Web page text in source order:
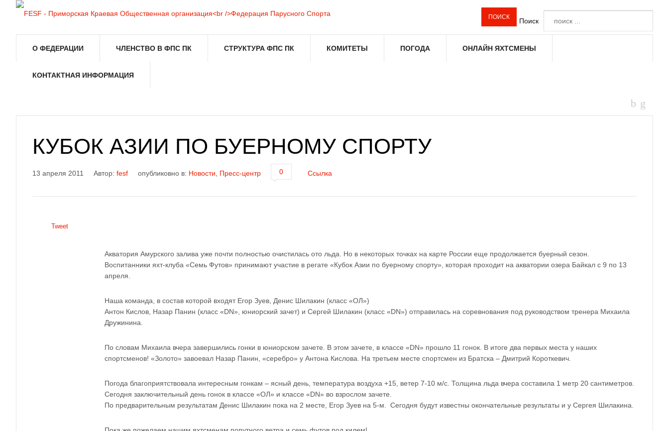
Поиск
О ФЕДЕРАЦИИ ЧЛЕНСТВО В ФПС ПК СТРУКТУРА ФПС ПК КОМИТЕТЫ ПОГОДА ОНЛАЙН ЯХТСМЕНЫ
КОНТАКТНАЯ ИНФОРМАЦИЯ
КУБОК АЗИИ ПО БУЕРНОМУ СПОРТУ
13 апреля 2011 Автор: fesf опубликовно в: Новости Пресс-центр 0 Ссылка
Tweet
Акватория Амурского залива уже почти полностью очистилась ото льда. Но в некоторых точках на карте России еще продолжается буерный сезон.
Воспитанники яхт-клуба «Семь Футов» принимают участие в регате «Кубок Азии по буерному спорту», которая проходит на акватории озера Байкал с 9 по 13
апреля.
Наша команда, в состав которой входят Егор Зуев, Денис Шилакин (класс «ОЛ»)
Антон Кислов, Назар Панин (класс «DN», юниорский зачет) и Сергей Шилакин (класс «DN») отправилась на соревнования под руководством тренера Михаила
Дружинина.
По словам Михаила вчера завершились гонки в юниорском зачете. В этом зачете, в классе «DN» прошло 11 гонок. В итоге два первых места у наших
спортсменов! «Золото» завоевал Назар Панин, «серебро» у Антона Кислова. На третьем месте спортсмен из Братска – Дмитрий Короткевич.
Погода благоприятствовала интересным гонкам – ясный день, температура воздуха +15, ветер 7-10 м/с. Толщина льда вчера составила 1 метр 20 сантиметров.
Сегодня заключительный день гонок в классе «ОЛ» и классе «DN» во взрослом зачете.
По предварительным результатам Денис Шилакин пока на 2 месте, Егор Зуев на 5-м. Сегодня будут известны окончательные результаты и у Сергея Шилакина.